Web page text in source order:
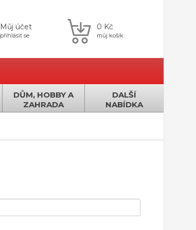
Můj účet
přihlásit se
0 Kč
můj košík
DŮM, HOBBY A
ZAHRADA
DALŠÍ
NABÍDKA